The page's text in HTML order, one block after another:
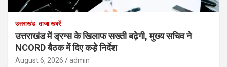
उत्तराखंड ताजा खबरें
उत्तराखंड में ड्रग्स के खिलाफ सख्ती बढ़ेगी, मुख्य सचिव ने
NCORD बैठक में दिए कड़े निर्देश
August 6, 2026 admin